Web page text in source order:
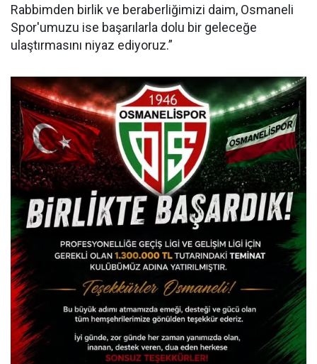
Rabbimden birlik ve beraberliğimizi daim, Osmaneli
Spor'umuzu ise başarılarla dolu bir geleceğe
ulaştırmasını niyaz ediyoruz.”